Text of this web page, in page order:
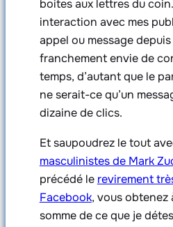
boites aux lettres du
interaction avec mes
appel ou message
franchement envie de
temps, d’autant que le
ne serait-ce qu’un
dizaine de clics.
Et saupoudrez le tout
masculinistes de Mark
précédé le revirement
Facebook, vous obtenez
somme de ce que je